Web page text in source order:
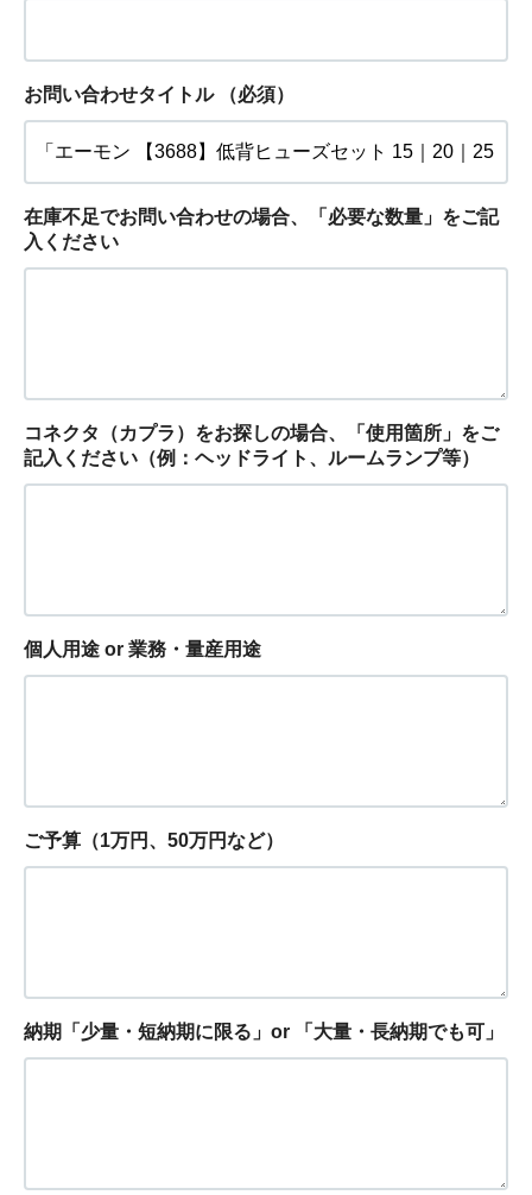
お問い合わせタイトル （必須）
在庫不足でお問い合わせの場合、「必要な数量」をご記
入ください
コネクタ（カプラ）をお探しの場合、「使用箇所」をご
記入ください（例：ヘッドライト、ルームランプ等）
個人用途 or 業務・量産用途
ご予算（1万円、50万円など）
納期「少量・短納期に限る」or 「大量・長納期でも可」